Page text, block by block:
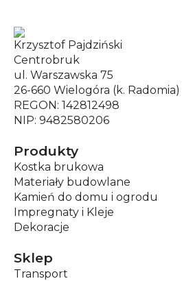
Krzysztof Pajdziński
Centrobruk
ul. Warszawska 75
26-660 Wielogóra (k. Radomia)
REGON: 142812498
NIP: 9482580206
Produkty
Kostka brukowa
Materiały budowlane
Kamień do domu i ogrodu
Impregnaty i Kleje
Dekoracje
Sklep
Transport